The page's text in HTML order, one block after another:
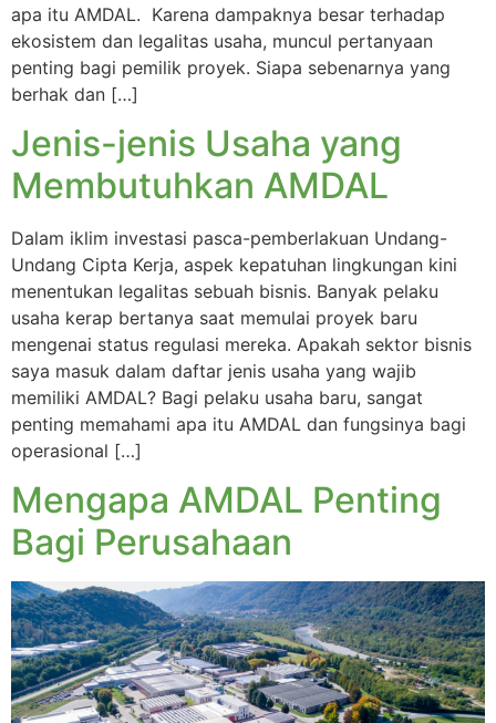
apa itu AMDAL. Karena dampaknya besar terhadap
ekosistem dan legalitas usaha, muncul pertanyaan
penting bagi pemilik proyek. Siapa sebenarnya yang
berhak dan […]
Jenis-jenis Usaha yang
Membutuhkan AMDAL
Dalam iklim investasi pasca-pemberlakuan Undang-
Undang Cipta Kerja, aspek kepatuhan lingkungan kini
menentukan legalitas sebuah bisnis. Banyak pelaku
usaha kerap bertanya saat memulai proyek baru
mengenai status regulasi mereka. Apakah sektor bisnis
saya masuk dalam daftar jenis usaha yang wajib
memiliki AMDAL? Bagi pelaku usaha baru, sangat
penting memahami apa itu AMDAL dan fungsinya bagi
operasional […]
Mengapa AMDAL Penting
Bagi Perusahaan